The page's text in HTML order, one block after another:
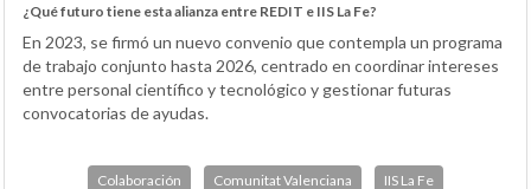
¿Qué futuro tiene esta alianza entre REDIT e IIS La Fe?
En 2023, se firmó un nuevo convenio que contempla un programa
de trabajo conjunto hasta 2026, centrado en coordinar intereses
entre personal científico y tecnológico y gestionar futuras
convocatorias de ayudas.
Colaboración Comunitat Valenciana IIS La Fe